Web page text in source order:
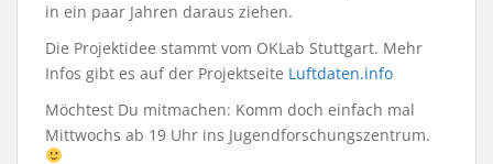
in ein paar Jahren daraus ziehen.
Die Projektidee stammt vom OKLab Stuttgart. Mehr
Infos gibt es auf der Projektseite Luftdaten.info
Möchtest Du mitmachen: Komm doch einfach mal
Mittwochs ab 19 Uhr ins Jugendforschungszentrum.